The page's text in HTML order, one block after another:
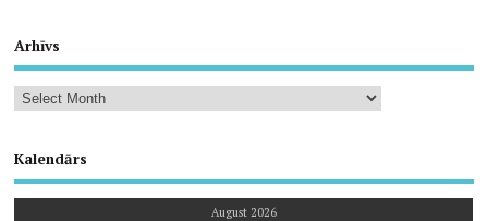
Arhīvs
Kalendārs
August 2026